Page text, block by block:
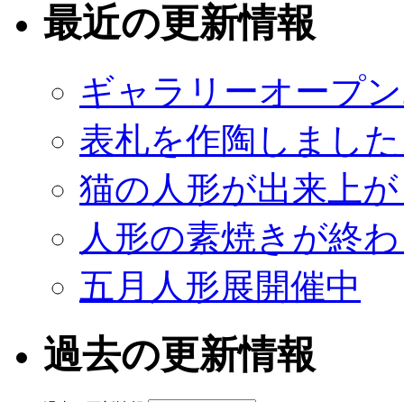
最近の更新情報
ギャラリーオープ
表札を作陶しまし
猫の人形が出来上
人形の素焼きが終
五月人形展開催中
過去の更新情報